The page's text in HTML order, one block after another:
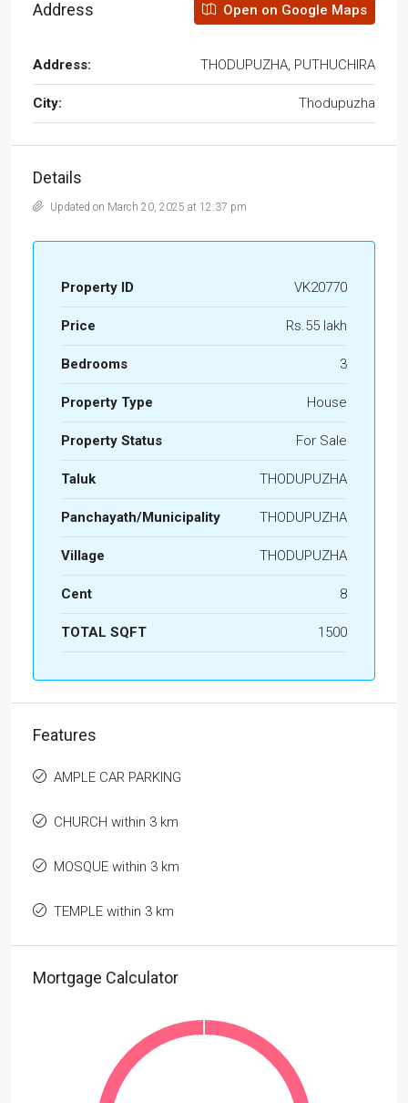
Address Open on Google Maps
Address: THODUPUZHA, PUTHUCHIRA
City: Thodupuzha
Details
Updated on March 20, 2025 at 12:37 pm
Property ID VK20770
Price Rs.55 lakh
Bedrooms 3
Property Type House
Property Status For Sale
Taluk THODUPUZHA
Panchayath/Municipality THODUPUZHA
Village THODUPUZHA
Cent 8
TOTAL SQFT 1500
Features
AMPLE CAR PARKING
CHURCH within 3 km
MOSQUE within 3 km
TEMPLE within 3 km
Mortgage Calculator